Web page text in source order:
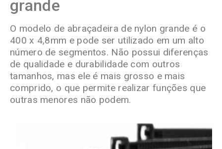
grande
O modelo de abraçadeira de nylon grande é o
400 x 4,8mm e pode ser utilizado em um alto
número de segmentos. Não possui diferenças
de qualidade e durabilidade com outros
tamanhos, mas ele é mais grosso e mais
comprido, o que permite realizar funções que
outras menores não podem.